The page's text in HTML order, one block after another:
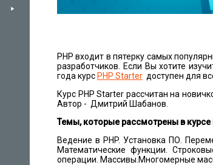
PHP входит в пятерку самых
разработчиков. Если Вы хотите
года курсPHP Starter доступен для
Курс PHP Starter рассчитан на
Автор - Дмитрий Шабанов.
Темы, которые рассмотрены в курсе
Ведение в PHP. Установка ПО.
Математические функции.
операции. Массивы.Многомерные